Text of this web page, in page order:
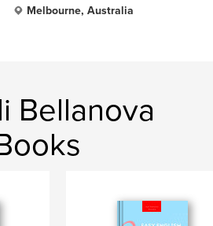
Melbourne, Australia
Bellanova